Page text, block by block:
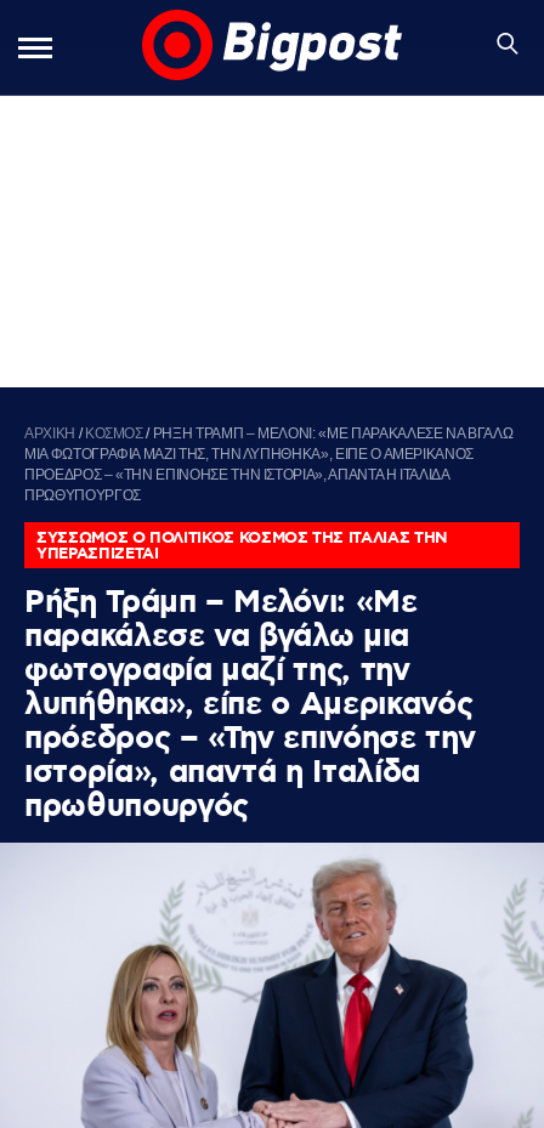
ΑΡΧΙΚΗ / ΚΟΣΜΟΣ/ ΡΗΞΗ ΤΡΑΜΠ – ΜΕΛΟΝΙ: «ΜΕ ΠΑΡΑΚΑΛΕΣΕ ΝΑ ΒΓΑΛΩ
ΜΙΑ ΦΩΤΟΓΡΑΦΙΑ ΜΑΖΙ ΤΗΣ, ΤΗΝ ΛΥΠΗΘΗΚΑ», ΕΙΠΕ Ο ΑΜΕΡΙΚΑΝΟΣ
ΠΡΟΕΔΡΟΣ – «ΤΗΝ ΕΠΙΝΟΗΣΕ ΤΗΝ ΙΣΤΟΡΙΑ», ΑΠΑΝΤΑ Η ΙΤΑΛΙΔΑ
ΠΡΩΘΥΠΟΥΡΓΟΣ
ΣΥΣΣΩΜΟΣ Ο ΠΟΛΙΤΙΚΟΣ ΚΟΣΜΟΣ ΤΗΣ ΙΤΑΛΙΑΣ ΤΗΝ
ΥΠΕΡΑΣΠΙΖΕΤΑΙ
Ρήξη Τράμπ – Μελόνι: «Με
παρακάλεσε να βγάλω μια
φωτογραφία μαζί της, την
λυπήθηκα», είπε ο Αμερικανός
πρόεδρος – «Την επινόησε την
ιστορία», απαντά η Ιταλίδα
πρωθυπουργός